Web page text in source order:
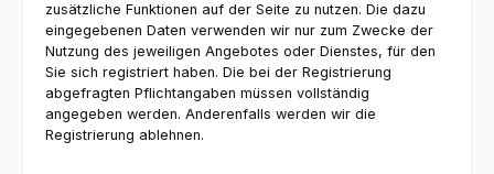
zusätzliche Funktionen auf der Seite zu nutzen. Die dazu
eingegebenen Daten verwenden wir nur zum Zwecke der
Nutzung des jeweiligen Angebotes oder Dienstes, für den
Sie sich registriert haben. Die bei der Registrierung
abgefragten Pflichtangaben müssen vollständig
angegeben werden. Anderenfalls werden wir die
Registrierung ablehnen.